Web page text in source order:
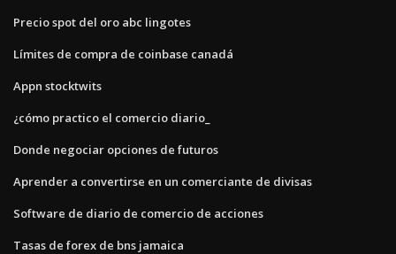
Precio spot del oro abc lingotes
Límites de compra de coinbase canadá
Appn stocktwits
¿cómo practico el comercio diario_
Donde negociar opciones de futuros
Aprender a convertirse en un comerciante de divisas
Software de diario de comercio de acciones
Tasas de forex de bns jamaica